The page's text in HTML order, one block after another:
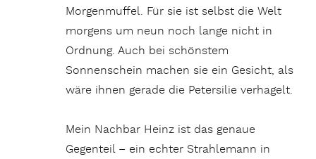
Morgenmuffel. Für sie ist selbst die Welt
morgens um neun noch lange nicht in
Ordnung. Auch bei schönstem
Sonnenschein machen sie ein Gesicht, als
wäre ihnen gerade die Petersilie verhagelt.
Mein Nachbar Heinz ist das genaue
Gegenteil – ein echter Strahlemann in